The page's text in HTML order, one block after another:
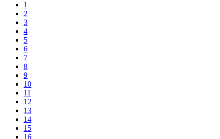
1
2
3
4
5
6
7
8
9
10
11
12
13
14
15
16